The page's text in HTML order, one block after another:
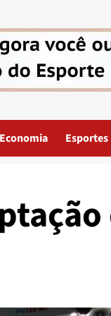
Economia Esportes